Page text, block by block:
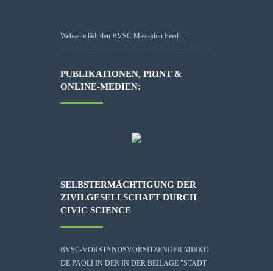
Webseite lädt den BVSC Mastodon Feed...
PUBLIKATIONEN, PRINT &
ONLINE-MEDIEN:
SELBSTERMÄCHTIGUNG DER
ZIVILGESELLSCHAFT DURCH
CIVIC SCIENCE
BVSC-VORSTANDSVORSITZENDER MIRKO
DE PAOLI IN DER IN DER BEILAGE "STADT